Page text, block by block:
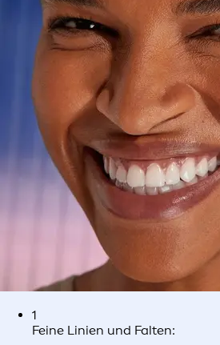
1
Feine Linien und Falten: